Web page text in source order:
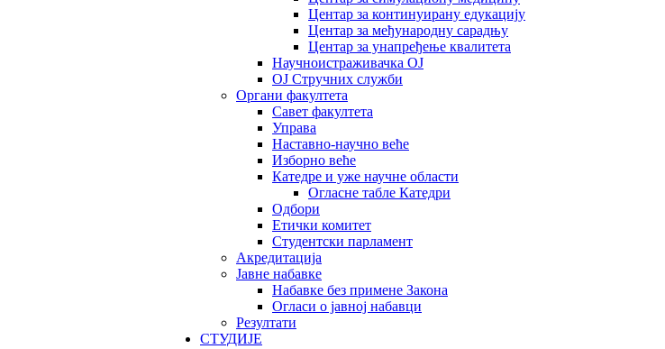
Центар за континуирану едукацију
Центар за међународну сарадњу
Центар за унапређење квалитета
Научноистраживачка ОЈ
OJ Стручних служби
Органи факултета
Савет факултета
Управа
Наставно-научно веће
Изборно веће
Катедре и уже научне области
Огласне табле Катедри
Одбори
Етички комитет
Студентски парламент
Акредитација
Јавне набавке
Набавке без примене Закона
Огласи о јавној набавци
Резултати
СТУДИЈЕ